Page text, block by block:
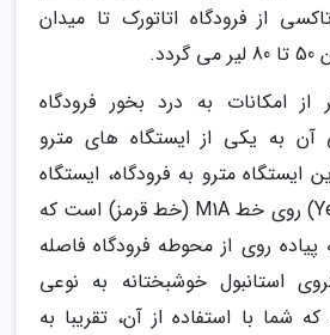
از فرودگاه اتاتورک تا میدان
امکانات به درد بخور فرودگاه
آن به یکی از ایستگاه های مترو
مترو به فرودگاه، ایستگاه
ینیکاپی (Yenikapi) روی خط M1A (خط قرمز) است که
پیاده روی از محوطه فرودگاه فاصله
استانبول خوشبختانه به نوعی
شما با استفاده از آن، تقریبا به